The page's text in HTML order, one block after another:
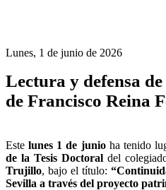
Lunes, 1 de junio de 2026
Lectura y defensa
de Francisco Reina
Estelunes 1 de junioha tenido
de la Tesis Doctoral del
Trujillo, bajo el título:
Sevilla a través del proyecto